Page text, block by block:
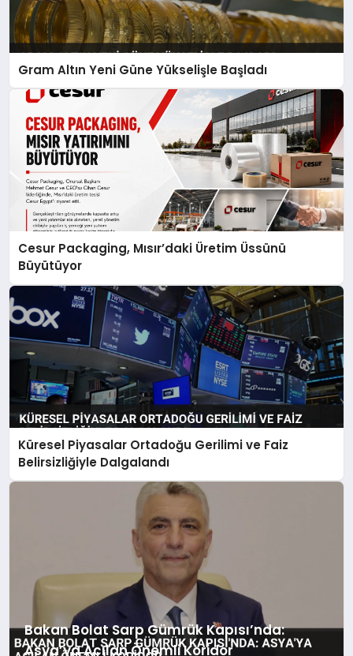
Gram Altın Yeni Güne Yükselişle Başladı
Cesur Packaging, Mısır’daki Üretim Üssünü
Büyütüyor
Küresel Piyasalar Ortadoğu Gerilimi ve Faiz
Belirsizliğiyle Dalgalandı
Bakan Bolat Sarp Gümrük Kapısı’nda:
Asya’ya Açılan Önemli Koridor